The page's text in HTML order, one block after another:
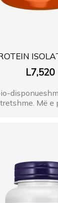
L7,520
tretshme. Më e